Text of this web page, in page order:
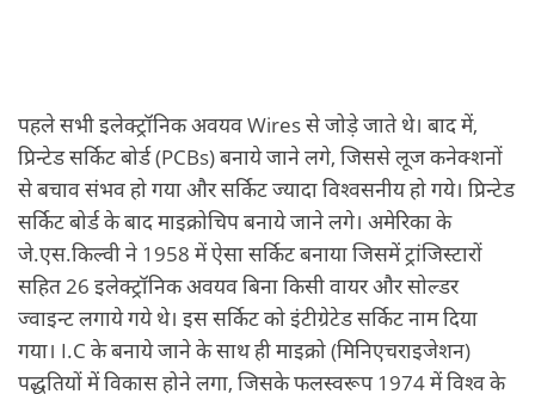
पहले सभी इलेक्‍ट्रॉनिक अवयव Wires से जोड़े जाते थे। बाद में,
प्रिन्‍टेड सर्किट बोर्ड (PCBs) बनाये जाने लगे, जिससे लूज कनेक्‍शनों
से बचाव संभव हो गया और सर्किट ज्‍यादा विश्‍वसनीय हो गये। प्रिन्‍टेड
सर्किट बोर्ड के बाद माइक्रोचिप बनाये जाने लगे। अमेरिका के
जे.एस.किल्‍वी ने 1958 में ऐसा सर्किट बनाया जिसमें ट्रांजिस्‍टारों
सहित 26 इलेक्‍ट्रॉनिक अवयव बिना किसी वायर और सोल्‍डर
ज्‍वाइन्‍ट लगाये गये थे। इस सर्किट को इंटीग्रेटेड सर्किट नाम दिया
गया। I.C के बनाये जाने के साथ ही माइक्रो (मिनिएचराइजेशन)
पद्धतियों में विकास होने लगा, जिसके फलस्‍वरूप 1974 में विश्‍व के